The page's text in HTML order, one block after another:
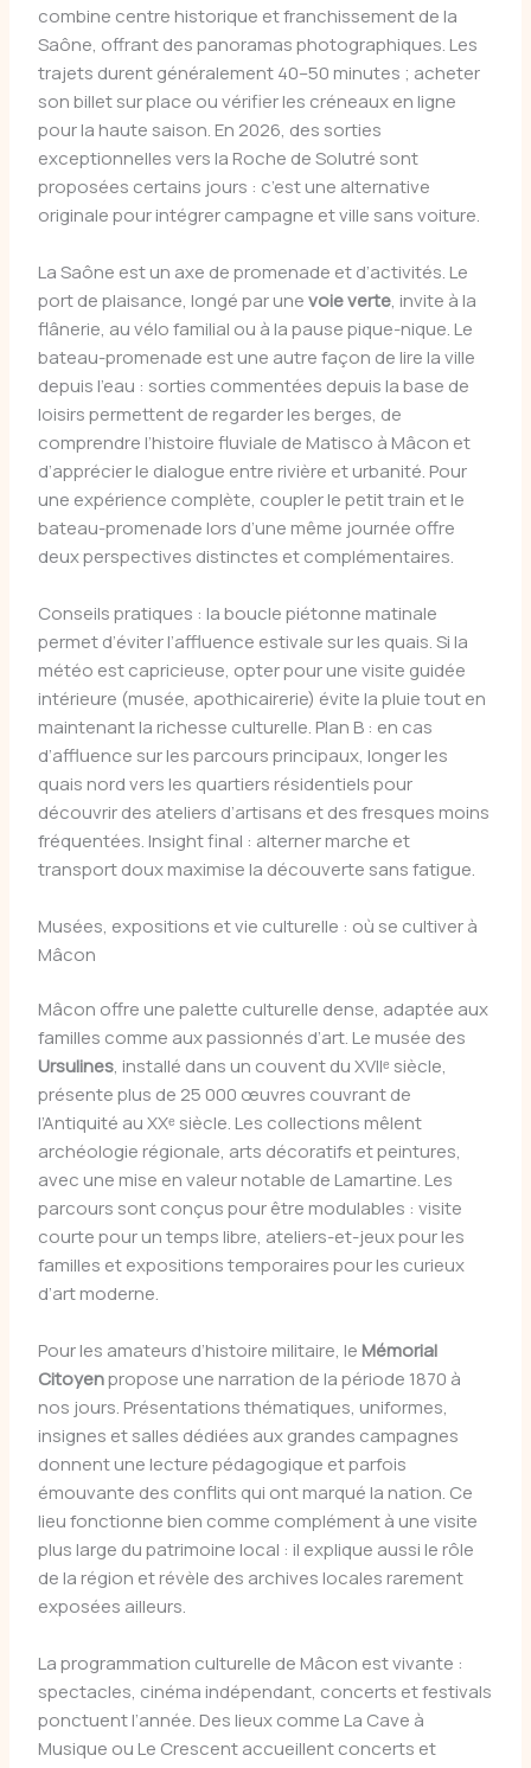
combine centre historique et franchissement de la
Saône, offrant des panoramas photographiques. Les
trajets durent généralement 40–50 minutes ; acheter
son billet sur place ou vérifier les créneaux en ligne
pour la haute saison. En 2026, des sorties
exceptionnelles vers la Roche de Solutré sont
proposées certains jours : c’est une alternative
originale pour intégrer campagne et ville sans voiture.
La Saône est un axe de promenade et d’activités. Le
port de plaisance, longé par unevoie verte, invite à la
flânerie, au vélo familial ou à la pause pique-nique. Le
bateau-promenade est une autre façon de lire la ville
depuis l’eau : sorties commentées depuis la base de
loisirs permettent de regarder les berges, de
comprendre l’histoire fluviale de Matisco à Mâcon et
d’apprécier le dialogue entre rivière et urbanité. Pour
une expérience complète, coupler le petit train et le
bateau-promenade lors d’une même journée offre
deux perspectives distinctes et complémentaires.
Conseils pratiques : la boucle piétonne matinale
permet d’éviter l’affluence estivale sur les quais. Si la
météo est capricieuse, opter pour une visite guidée
intérieure (musée, apothicairerie) évite la pluie tout en
maintenant la richesse culturelle. Plan B : en cas
d’affluence sur les parcours principaux, longer les
quais nord vers les quartiers résidentiels pour
découvrir des ateliers d’artisans et des fresques moins
fréquentées. Insight final : alterner marche et
transport doux maximise la découverte sans fatigue.
Musées, expositions et vie culturelle : où se cultiver à
Mâcon
Mâcon offre une palette culturelle dense, adaptée aux
familles comme aux passionnés d’art. Le musée des
Ursulines, installé dans un couvent du XVIIᵉ siècle,
présente plus de 25 000 œuvres couvrant de
l’Antiquité au XXᵉ siècle. Les collections mêlent
archéologie régionale, arts décoratifs et peintures,
avec une mise en valeur notable de Lamartine. Les
parcours sont conçus pour être modulables : visite
courte pour un temps libre, ateliers-et-jeux pour les
familles et expositions temporaires pour les curieux
d’art moderne.
Pour les amateurs d’histoire militaire, le Mémorial
Citoyenpropose une narration de la période 1870 à
nos jours. Présentations thématiques, uniformes,
insignes et salles dédiées aux grandes campagnes
donnent une lecture pédagogique et parfois
émouvante des conflits qui ont marqué la nation. Ce
lieu fonctionne bien comme complément à une visite
plus large du patrimoine local : il explique aussi le rôle
de la région et révèle des archives locales rarement
exposées ailleurs.
La programmation culturelle de Mâcon est vivante :
spectacles, cinéma indépendant, concerts et festivals
ponctuent l’année. Des lieux comme La Cave à
Musique ou Le Crescent accueillent concerts et